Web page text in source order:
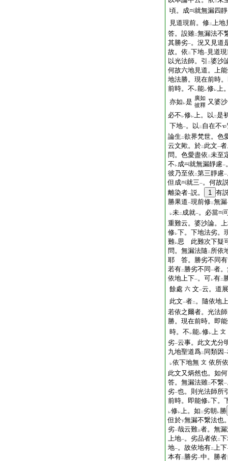
二
頃。成
就無漏四
見道現前。修二上地
答。設雖二無漏法不
其勝劣一。況又見道
故。依 二下地一 見道
以光法師。引
二婆沙
何故六地見道。上
地法勝。現在前時
前時。不 レ能レ修レ上
亦如 レ是 廣如
彼釋 又婆
必不 レ修レ上。以 二是
下地一。以 二 自在不
論生 二欲界梵世。色
云文歟。於二 此文一
問。色愛盡依 二未至
不 レ成 就無漏靜慮一
彼乃至依 二第三靜慮一
但成
就三一。何故
離染者一説。 1 有
勝果道一現前修二無漏
レ未二 成就一。必當
重難云。婆沙論。
修レ下。下地法劣。
難レ思 此難次下疑
問。無漏法隨 二 所依
耶 答。勝劣不同
若有二 勝劣不同 一者
依地上下一。可レ有二
餘處 六 文一云。道
此文一者二 。隨依地
若依之爾者。光法
勝。現在前時。即
時。不 レ能レ修レ上 文
劣一云事。此文尤分
九地聖道爲二 同類因 一
レ依下地無 文 依所
此文又炳然也。如何
答。無漏法雖二不繋一
劣一也。則光法師所
前時。即能修レ下。
レ修レ上。如 二劣朝 レ勝
但於下無漏不繋法也
劣一哉云難 上者。無
上地一。劣品者依 二
地一。故依地有二上下
本有二 勝劣一中。勝